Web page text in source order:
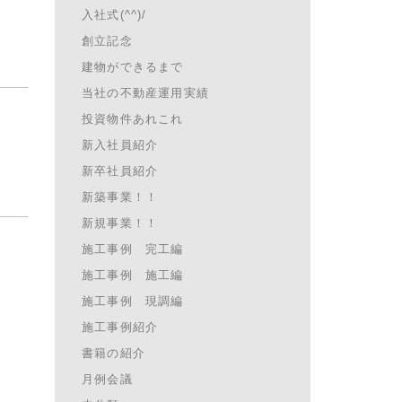
入社式(^^)/
創立記念
建物ができるまで
当社の不動産運用実績
投資物件あれこれ
新入社員紹介
新卒社員紹介
新築事業！！
新規事業！！
施工事例 完工編
施工事例 施工編
施工事例 現調編
施工事例紹介
書籍の紹介
月例会議